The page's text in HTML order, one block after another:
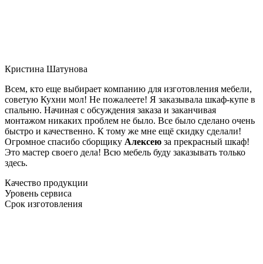
Кристина Шатунова
Всем, кто еще выбирает компанию для изготовления мебели,
советую Кухни мол! Не пожалеете! Я заказывала шкаф-купе в
спальню. Начиная с обсуждения заказа и заканчивая
монтажом никаких проблем не было. Все было сделано очень
быстро и качественно. К тому же мне ещё скидку сделали!
Огромное спасибо сборщику Алексею за прекрасный шкаф!
Это мастер своего дела! Всю мебель буду заказывать только
здесь.
Качество продукции
Уровень сервиса
Срок изготовления